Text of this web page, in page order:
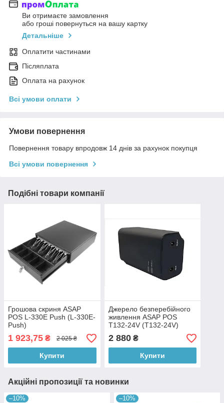
Ви отримаєте замовлення
або гроші повернуться на вашу картку
Детальніше
Оплатити частинами
Післяплата
Оплата на рахунок
Всі умови оплати
Умови повернення
Повернення товару впродовж 14 днів за рахунок покупця
Всі умови повернення
Подібні товари компанії
Грошова скриня ASAP
POS L-330E Push (L-330E-
Push)
1 923,75 ₴ 2 025 ₴
Купити
Джерело безперебійного
живлення ASAP POS
T132-24V (T132-24V)
2 880₴
Купити
Акційні пропозиції та новинки
–10% –10%